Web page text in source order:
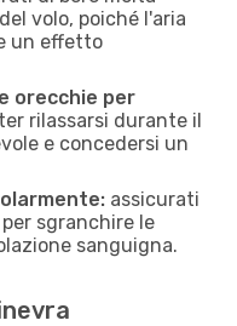
volo, poiché l'aria
un effetto
orecchie per
rilassarsi durante il
e concedersi un
assicurati
sgranchire le
sanguigna.